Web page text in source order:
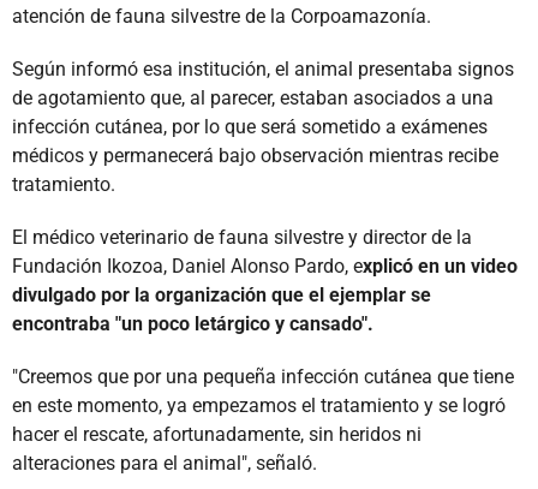
atención de fauna silvestre de la Corpoamazonía.
Según informó esa institución, el animal presentaba signos
de agotamiento que, al parecer, estaban asociados a una
infección cutánea, por lo que será sometido a exámenes
médicos y permanecerá bajo observación mientras recibe
tratamiento.
El médico veterinario de fauna silvestre y director de la
Fundación Ikozoa, Daniel Alonso Pardo, explicó en un video
divulgado por la organización que el ejemplar se
encontraba "un poco letárgico y cansado".
"Creemos que por una pequeña infección cutánea que tiene
en este momento, ya empezamos el tratamiento y se logró
hacer el rescate, afortunadamente, sin heridos ni
alteraciones para el animal", señaló.